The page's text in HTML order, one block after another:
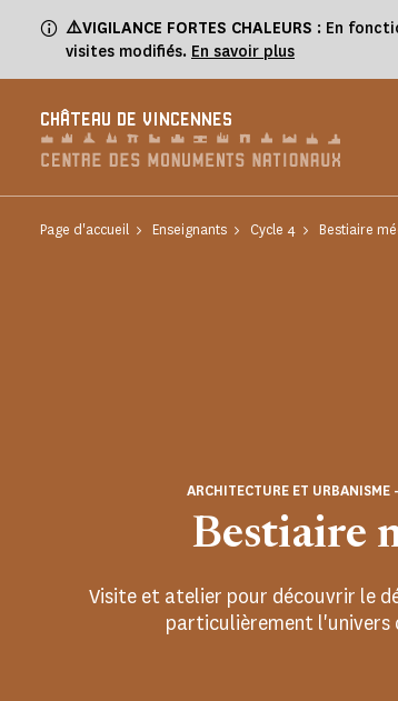
⚠️VIGILANCE FORTES CHALEURS : En
visites modifiés. En savoir plus
CHÂTEAU DE VINCENNES
Page d'accueil Enseignants Cycle 4 Bestiaire
Bestiaire
ARCHITECTURE ET URBANISME
Visite et atelier pour découvrir le
particulièrement l'univers